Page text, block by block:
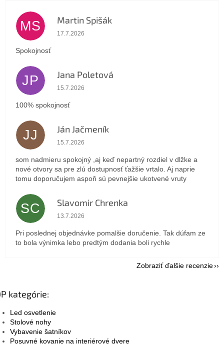
MS Martin Spišák
Hodnotenie obchodu je 5 z 5 hviezdičiek.
17.7.2026
Spokojnosť
JP Jana Poletová
Hodnotenie obchodu je 5 z 5 hviezdičiek.
15.7.2026
100% spokojnosť
JJ Ján Jačmeník
Hodnotenie obchodu je 5 z 5 hviezdičiek.
15.7.2026
som nadmieru spokojný ,aj keď nepartný rozdiel v dlžke a
nové otvory sa pre zlú dostupnosť ťažšie vrtalo. Aj naprie
tomu doporučujem aspoň sú pevnejšie ukotvené vruty
SC Slavomir Chrenka
Hodnotenie obchodu je 5 z 5 hviezdičiek.
13.7.2026
Pri poslednej objednávke pomalšie doručenie. Tak dúfam ze
to bola výnimka lebo predtým dodania boli rychle
Zobraziť ďalšie recenzie
kategórie:
Led osvetlenie
Stolové nohy
Vybavenie šatníkov
Posuvné kovanie na interiérové dvere